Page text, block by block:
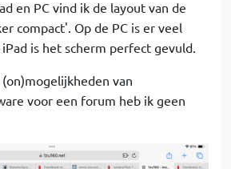
en PC vind ik de layout van de
compact'. Op de PC is er veel
is het scherm perfect gevuld.
van
voor een forum heb ik geen